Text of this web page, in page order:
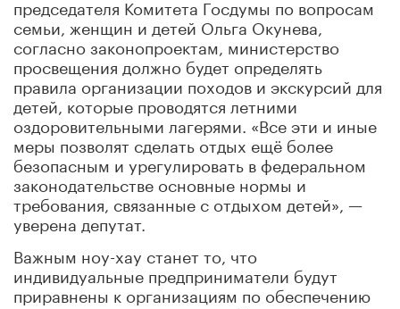
председателя Комитета Госдумы по вопросам
семьи, женщин и детей Ольга Окунева,
согласно законопроектам, министерство
просвещения должно будет определять
правила организации походов и экскурсий для
детей, которые проводятся летними
оздоровительными лагерями. «Все эти и иные
меры позволят сделать отдых ещё более
безопасным и урегулировать в федеральном
законодательстве основные нормы и
требования, связанные с отдыхом детей», —
уверена депутат.
Важным ноу-хау станет то, что
индивидуальные предприниматели будут
приравнены к организациям по обеспечению